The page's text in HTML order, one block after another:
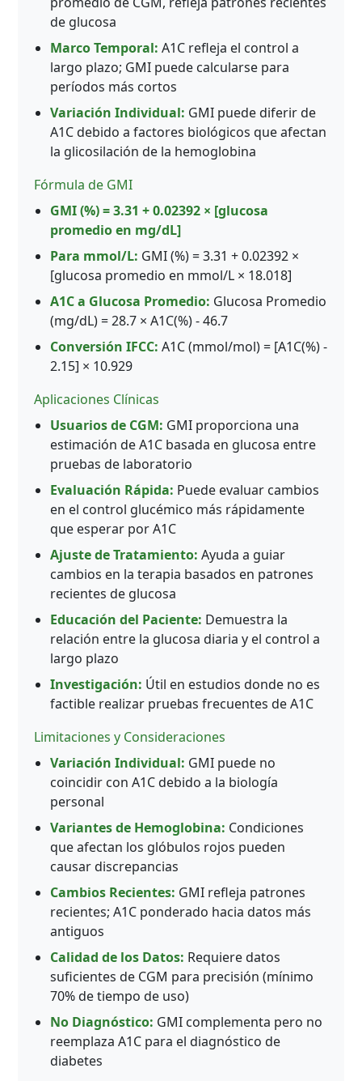
de glucosa
Marco Temporal: A1C refleja el control a
largo plazo; GMI puede calcularse para
períodos más cortos
Variación Individual: GMI puede diferir de
A1C debido a factores biológicos que afectan
la glicosilación de la hemoglobina
Fórmula de GMI
GMI (%) = 3.31 + 0.02392 × [glucosa
promedio en mg/dL]
Para mmol/L: GMI (%) = 3.31 + 0.02392 ×
[glucosa promedio en mmol/L × 18.018]
A1C a Glucosa Promedio: Glucosa Promedio
(mg/dL) = 28.7 × A1C(%) - 46.7
Conversión IFCC: A1C (mmol/mol) = [A1C(%) -
2.15] × 10.929
Aplicaciones Clínicas
Usuarios de CGM: GMI proporciona una
estimación de A1C basada en glucosa entre
pruebas de laboratorio
Evaluación Rápida: Puede evaluar cambios
en el control glucémico más rápidamente
que esperar por A1C
Ajuste de Tratamiento: Ayuda a guiar
cambios en la terapia basados en patrones
recientes de glucosa
Educación del Paciente: Demuestra la
relación entre la glucosa diaria y el control a
largo plazo
Investigación: Útil en estudios donde no es
factible realizar pruebas frecuentes de A1C
Limitaciones y Consideraciones
Variación Individual: GMI puede no
coincidir con A1C debido a la biología
personal
Variantes de Hemoglobina: Condiciones
que afectan los glóbulos rojos pueden
causar discrepancias
Cambios Recientes: GMI refleja patrones
recientes; A1C ponderado hacia datos más
antiguos
Calidad de los Datos: Requiere datos
suficientes de CGM para precisión (mínimo
70% de tiempo de uso)
No Diagnóstico: GMI complementa pero no
reemplaza A1C para el diagnóstico de
diabetes